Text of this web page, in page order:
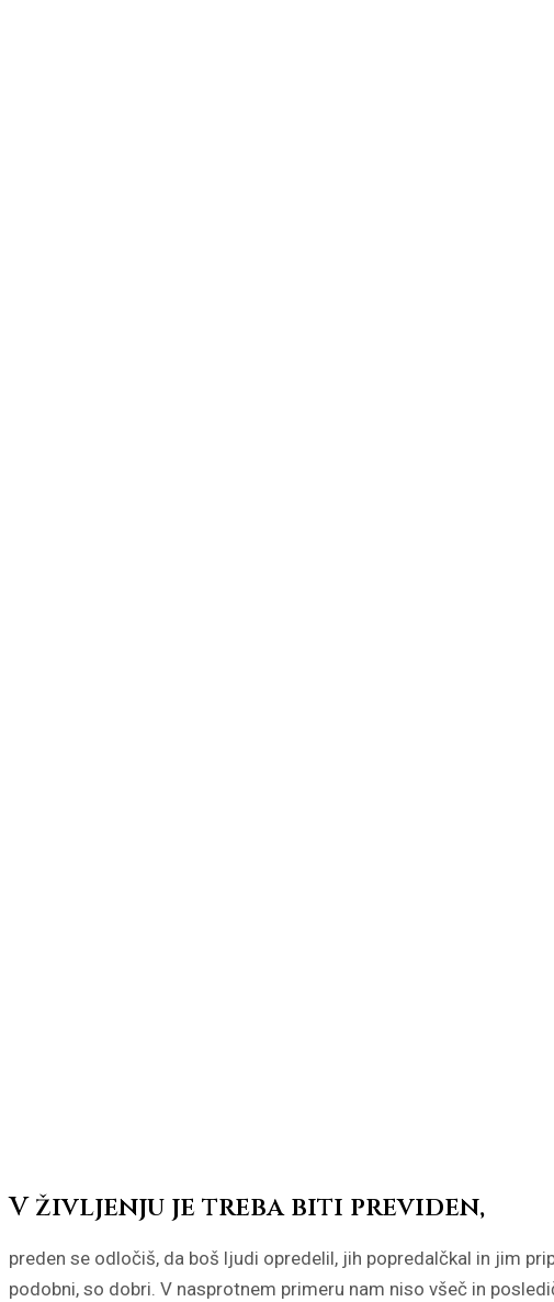
V življenju je treba biti previden,
preden se odločiš, da boš ljudi opredelil, jih popredalčkal in jim
podobni, so dobri. V nasprotnem primeru nam niso všeč in